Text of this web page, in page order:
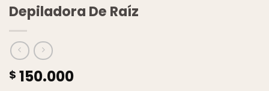
Depiladora De Raíz
$ 150.000